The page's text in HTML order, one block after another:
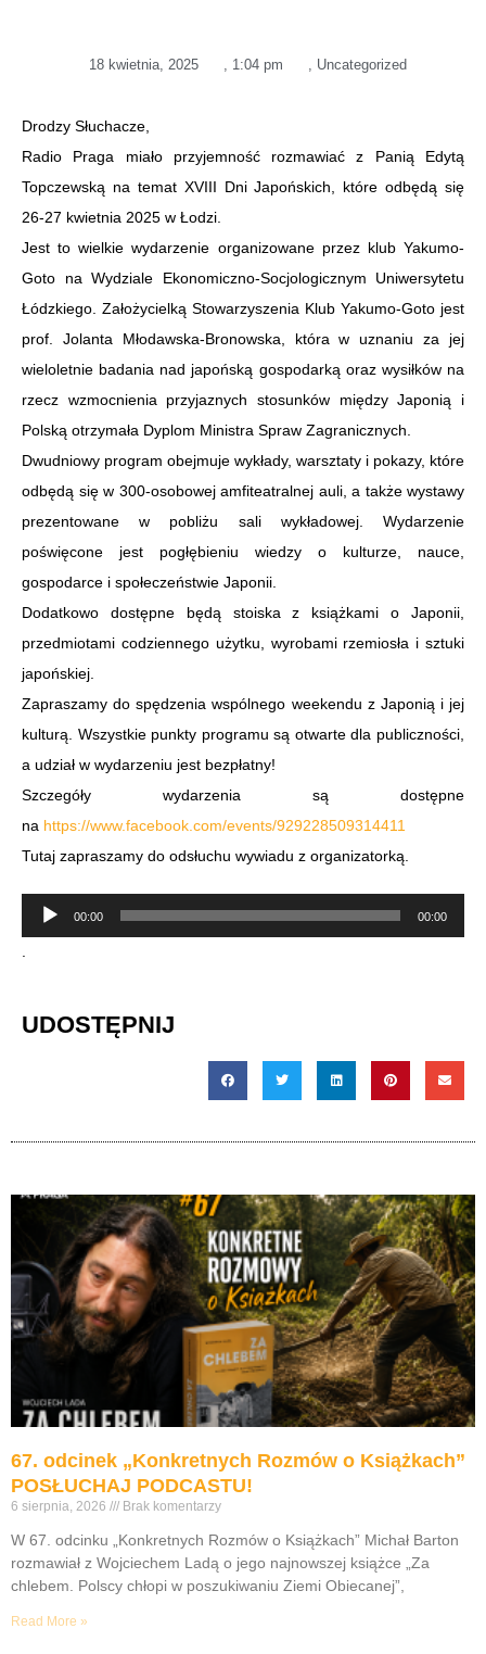
18 kwietnia, 2025 1:04 pm Uncategorized
Drodzy Słuchacze,
Radio Praga miało przyjemność rozmawiać z Panią Edytą
Topczewską na temat XVIII Dni Japońskich, które odbędą się
26-27 kwietnia 2025 w Łodzi.
Jest to wielkie wydarzenie organizowane przez klub Yakumo-
Goto na Wydziale Ekonomiczno-Socjologicznym Uniwersytetu
Łódzkiego. Założycielką Stowarzyszenia Klub Yakumo-Goto jest
prof. Jolanta Młodawska-Bronowska, która w uznaniu za jej
wieloletnie badania nad japońską gospodarką oraz wysiłków na
rzecz wzmocnienia przyjaznych stosunków między Japonią i
Polską otrzymała Dyplom Ministra Spraw Zagranicznych.
Dwudniowy program obejmuje wykłady, warsztaty i pokazy, które
odbędą się w 300-osobowej amfiteatralnej auli, a także wystawy
prezentowane w pobliżu sali wykładowej. Wydarzenie
poświęcone jest pogłębieniu wiedzy o kulturze, nauce,
gospodarce i społeczeństwie Japonii.
Dodatkowo dostępne będą stoiska z książkami o Japonii,
przedmiotami codziennego użytku, wyrobami rzemiosła i sztuki
japońskiej.
Zapraszamy do spędzenia wspólnego weekendu z Japonią i jej
kulturą. Wszystkie punkty programu są otwarte dla publiczności,
a udział w wydarzeniu jest bezpłatny!
Szczegóły wydarzenia są dostępne
na https://www.facebook.com/events/929228509314411
Tutaj zapraszamy do odsłuchu wywiadu z organizatorką.
Odtwarzacz
plików
00:00 00:00
UDOSTĘPNIJ
67. odcinek „Konkretnych Rozmów o Książkach”
POSŁUCHAJ PODCASTU!
6 sierpnia, 2026 Brak komentarzy
W 67. odcinku „Konkretnych Rozmów o Książkach” Michał Barton
rozmawiał z Wojciechem Ladą o jego najnowszej książce „Za
chlebem. Polscy chłopi w poszukiwaniu Ziemi Obiecanej”,
Read More »